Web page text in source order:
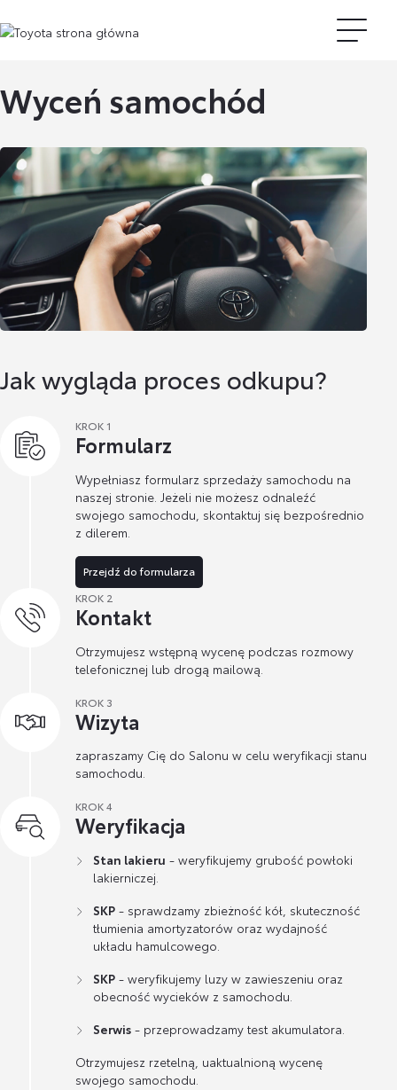
Wyceń samochód
Jak wygląda proces odkupu?
KROK 1
Formularz
Wypełniasz formularz sprzedaży samochodu na
naszej stronie. Jeżeli nie możesz odnaleźć
swojego samochodu, skontaktuj się bezpośrednio
z dilerem.
Przejdź do formularza
KROK 2
Kontakt
Otrzymujesz wstępną wycenę podczas rozmowy
telefonicznej lub drogą mailową.
KROK 3
Wizyta
zapraszamy Cię do Salonu w celu weryfikacji stanu
samochodu.
KROK 4
Weryfikacja
Stan lakieru - weryfikujemy grubość powłoki
lakierniczej.
SKP - sprawdzamy zbieżność kół, skuteczność
tłumienia amortyzatorów oraz wydajność
układu hamulcowego.
SKP - weryfikujemy luzy w zawieszeniu oraz
obecność wycieków z samochodu.
Serwis - przeprowadzamy test akumulatora.
Otrzymujesz rzetelną, uaktualnioną wycenę
swojego samochodu.